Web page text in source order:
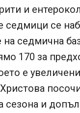
и
седмици се
седмична
170 за
е
сезона и